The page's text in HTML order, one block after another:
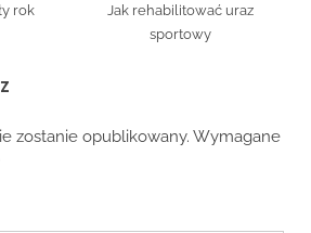
rok
Jak rehabilitować uraz
sportowy
zostanie opublikowany. Wymagane